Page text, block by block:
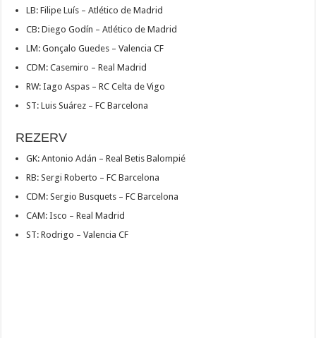
LB: Filipe Luís – Atlético de Madrid
CB: Diego Godín – Atlético de Madrid
LM: Gonçalo Guedes – Valencia CF
CDM: Casemiro – Real Madrid
RW: Iago Aspas – RC Celta de Vigo
ST: Luis Suárez – FC Barcelona
REZERV
GK: Antonio Adán – Real Betis Balompié
RB: Sergi Roberto – FC Barcelona
CDM: Sergio Busquets – FC Barcelona
CAM: Isco – Real Madrid
ST: Rodrigo – Valencia CF